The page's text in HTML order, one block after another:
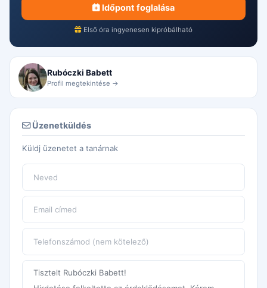
Időpont foglalása
Első óra ingyenesen kipróbálható
Rubóczki Babett
Profil megtekintése →
Üzenetküldés
Küldj üzenetet a tanárnak